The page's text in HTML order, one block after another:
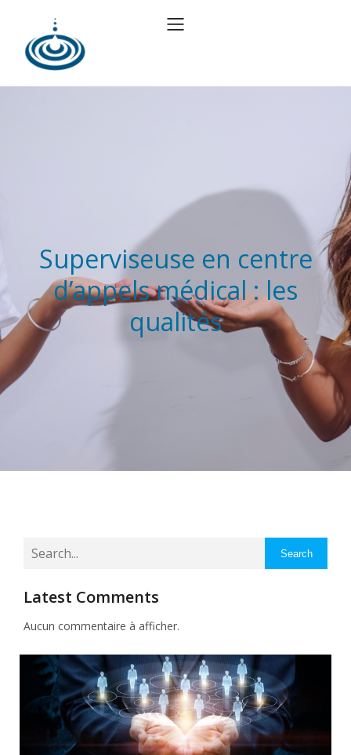
Superviseuse en centre
d’appels médical : les
qualités
Search
Latest Comments
Aucun commentaire à afficher.